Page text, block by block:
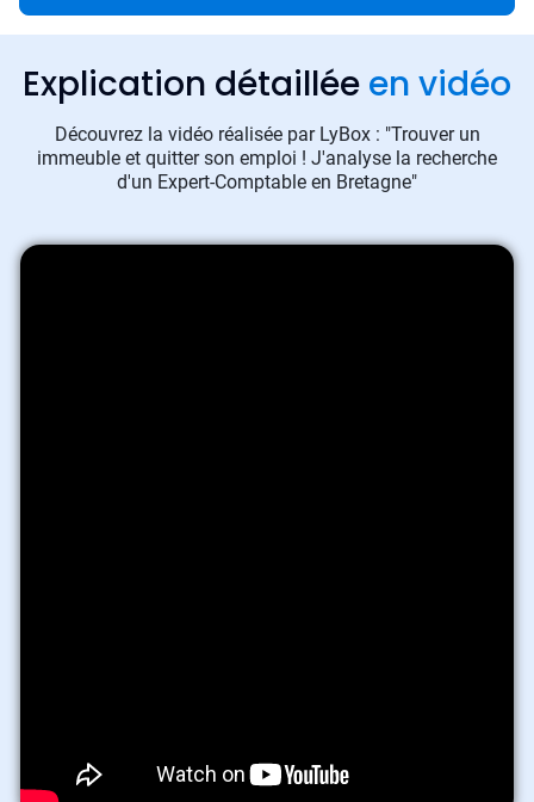
Explication détaillée en vidéo
Découvrez la vidéo réalisée par LyBox : "Trouver un
immeuble et quitter son emploi ! J'analyse la recherche
d'un Expert-Comptable en Bretagne"